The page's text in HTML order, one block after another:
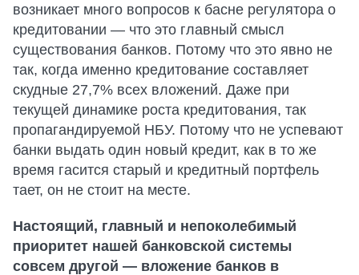
возникает много вопросов к басне регулятора о
кредитовании — что это главный смысл
существования банков. Потому что это явно не
так, когда именно кредитование составляет
скудные 27,7% всех вложений. Даже при
текущей динамике роста кредитования, так
пропагандируемой НБУ. Потому что не успевают
банки выдать один новый кредит, как в то же
время гасится старый и кредитный портфель
тает, он не стоит на месте.
Настоящий, главный и непоколебимый
приоритет нашей банковской системы
совсем другой — вложение банков в